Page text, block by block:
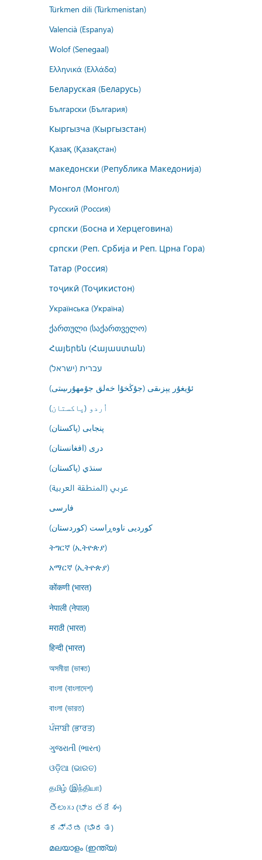
Türkmen dili (Türkmenistan)
Valencià (Espanya)
Wolof (Senegaal)
Ελληνικά (Ελλάδα)
Беларуская (Беларусь)
Български (България)
Кыргызча (Кыргызстан)
Қазақ (Қазақстан)
македонски (Република Македонија)
Монгол (Монгол)
Русский (Россия)
српски (Босна и Херцеговина)
српски (Реп. Србија и Реп. Црна Гора)
Татар (Россия)
тоҷикӣ (Тоҷикистон)
Українська (Україна)
ქართული (საქართველო)
Հայերեն (Հայաստան)
עברית (ישראל)
ئۇيغۇر يېزىقى (جۇڭخۇا خەلق جۇمھۇرىيىتى)
اُردو (پاکستان)
پنجابی (پاکستان)
درى (افغانستان)
سنڌي (پاکستان)
عربي (المنطقة العربية)
فارسى
کوردیی ناوەڕاست (کوردستان)
ትግርኛ (ኢትዮጵያ)
አማርኛ (ኢትዮጵያ)
कोंकणी (भारत)
नेपाली (नेपाल)
मराठी (भारत)
हिन्दी (भारत)
অসমীয়া (ভাৰত)
বাংলা (বাংলাদেশ)
বাংলা (ভারত)
ਪੰਜਾਬੀ (ਭਾਰਤ)
ગુજરાતી (ભારત)
ଓଡ଼ିଆ (ଭାରତ)
தமிழ் (இந்தியா)
తెలుగు (భారతదేశం)
ಕನ್ನಡ (ಭಾರತ)
മലയാളം (ഇന്ത്യ)